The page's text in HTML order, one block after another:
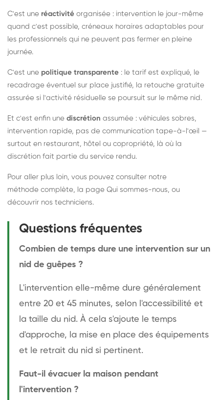
C'est une réactivité organisée : intervention le jour-même
quand c'est possible, créneaux horaires adaptables pour
les professionnels qui ne peuvent pas fermer en pleine
journée.
C'est une politique transparente : le tarif est expliqué, le
recadrage éventuel sur place justifié, la retouche gratuite
assurée si l'activité résiduelle se poursuit sur le même nid.
Et c'est enfin une discrétion assumée : véhicules sobres,
intervention rapide, pas de communication tape-à-l'œil —
surtout en restaurant, hôtel ou copropriété, là où la
discrétion fait partie du service rendu.
Pour aller plus loin, vous pouvez consulter notre
méthode complète, la page Qui sommes-nous, ou
découvrir nos techniciens.
Questions fréquentes
Combien de temps dure une intervention sur un
nid de guêpes ?
L'intervention elle-même dure généralement
entre 20 et 45 minutes, selon l'accessibilité et
la taille du nid. À cela s'ajoute le temps
d'approche, la mise en place des équipements
et le retrait du nid si pertinent.
Faut-il évacuer la maison pendant
l'intervention ?